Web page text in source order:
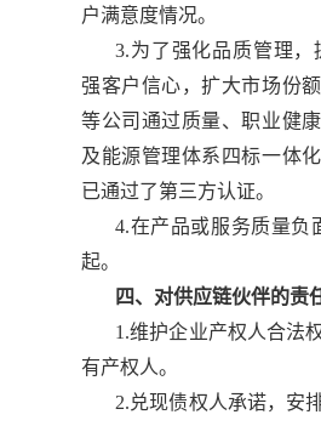
户满意度情况。
3.为了强化品质管理，
强客户信心，扩大市场份
等公司通过质量、职业健
及能源管理体系四标一体
已通过了第三方认证。
4.在产品或服务质量负
起。
四、对供应链伙伴的责
1.维护企业产权人合法
有产权人。
2.兑现债权人承诺，安